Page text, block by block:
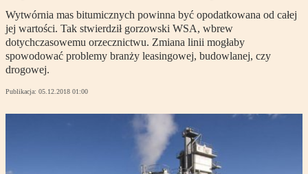
Wytwórnia mas bitumicznych powinna być opodatkowana od całej
jej wartości. Tak stwierdził gorzowski WSA, wbrew
dotychczasowemu orzecznictwu. Zmiana linii mogłaby
spowodować problemy branży leasingowej, budowlanej, czy
drogowej.
Publikacja: 05.12.2018 01:00